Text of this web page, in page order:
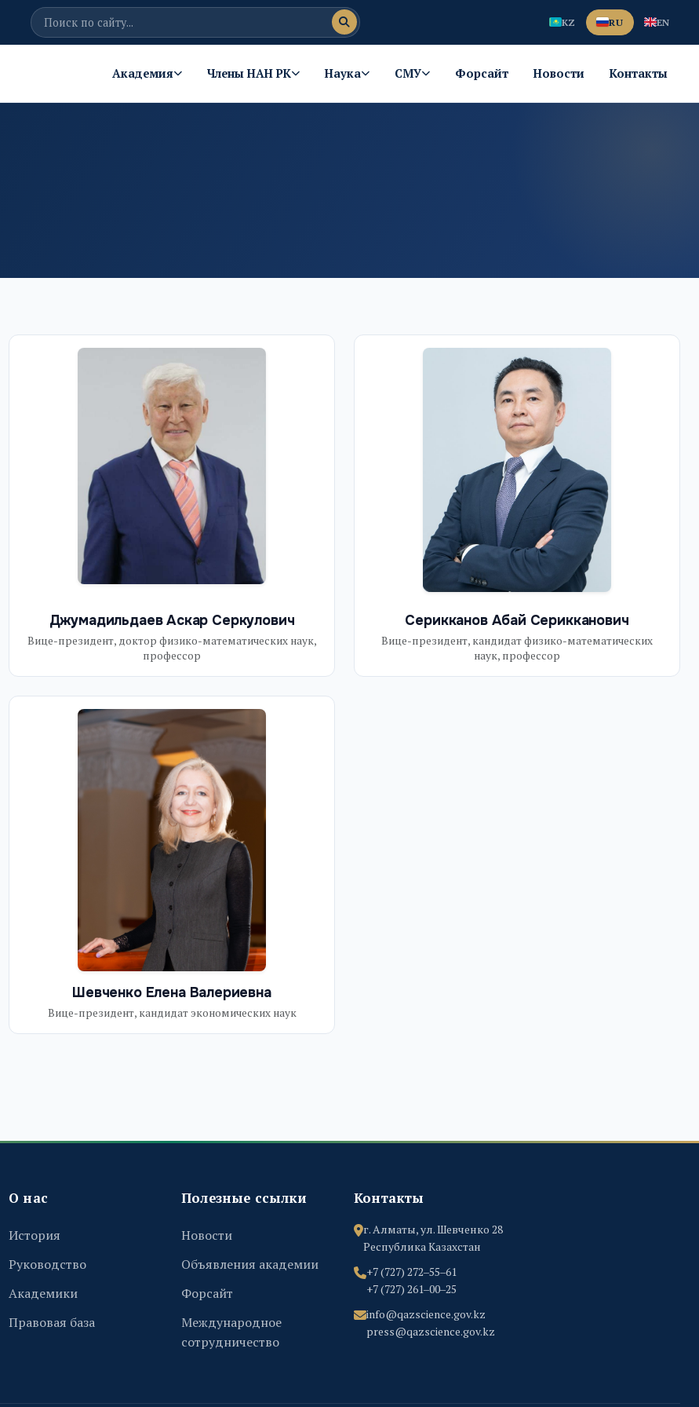
KZ RU EN
Академия Члены НАН РК Наука СМУ Форсайт Новости Контакты
Джумадильдаев Аскар Серкулович
Вице-президент, доктор физико-математических наук,
профессор
Серикканов Абай Серикканович
Вице-президент, кандидат физико-математических
наук, профессор
Шевченко Елена Валериевна
Вице-президент, кандидат экономических наук
О нас
История
Руководство
Академики
Правовая база
Полезные ссылки
Новости
Объявления академии
Форсайт
Международное
сотрудничество
Контакты
г. Алматы, ул. Шевченко 28
Республика Казахстан
+7 (727) 272‒55‒61
+7 (727) 261‒00‒25
info@qazscience.gov.kz
press@qazscience.gov.kz